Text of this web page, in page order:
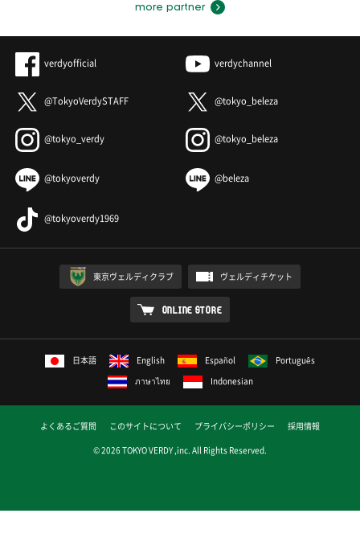
前半
40
右サイドからMサヴィオがクロスを入れるも、平川
前半
40
ペナルティエリア内から金子がクロスを入れる。こ
からシュートを放つも、ゴールの上に外れてしまう
前半
40
ここまでのシュート:浦和:6本、東京V:3本/枠内シュ
ート:浦和:3本、東京V:0本/ゴール期待値:浦和:0.50、
前半
49
前半終了。2-0と、浦和のリードで試合を折り返す
50
ここまでのシュート:浦和:6本、東京V:3本/枠内シュ
ート:浦和:3本、東京V:0本/ゴール期待値:浦和:0.50、
東京V:0.40
50 ここまでのポゼッション:浦和:65%、東京V:35%
more partner
verdyofficial verdychannel
@TokyoVerdySTAFF @tokyo_beleza
@tokyo_verdy @tokyo_beleza
@tokyoverdy @beleza
@tokyoverdy1969
東京ヴェルディクラブ ヴェルディチケット
ONLINE STORE
日本語 English Español
Português
ภาษาไทย
Indonesian
よくあるご質問 このサイトについて プライバシーポリシー
採用情報
© 2026 TOKYO VERDY ,inc. All Rights Reserved.